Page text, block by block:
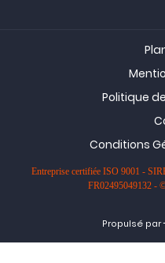
Politique
Conditions
Entreprise certifiée ISO 9001 -
FR02495049132 -
Propulsé par